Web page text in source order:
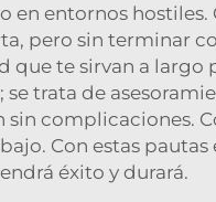
entornos
pero sin terminar
te sirvan a largo
trata de
complicaciones.
Con estas
éxito y durará.